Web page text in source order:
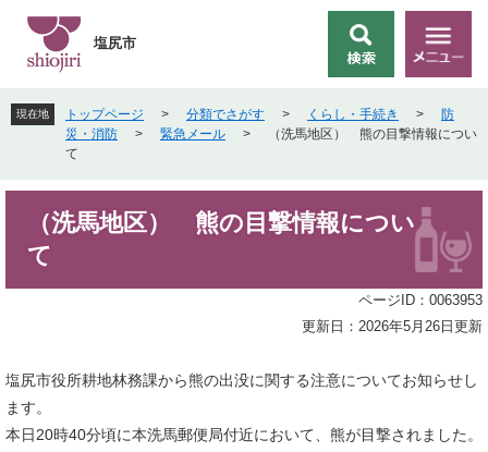
先
頭
。
を
飛
て
索
メ
ニ
ー
塩尻市
現在地 トップページ > 分類でさがす > くらし・手続き >
防
災・消防
> 緊急メール >
（洗馬地区） 熊の目撃情報につい
て
（洗馬地区） 熊の目撃情報につい
て
ページID：0063953
更新日：2026年5月26日更新
塩尻市役所耕地林務課から熊の出没に関する注意についてお知らせし
ます。
本日20時40分頃に本洗馬郵便局付近において、熊が目撃されました。